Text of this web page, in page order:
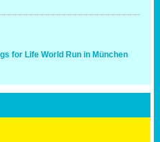
for Life World Run in München